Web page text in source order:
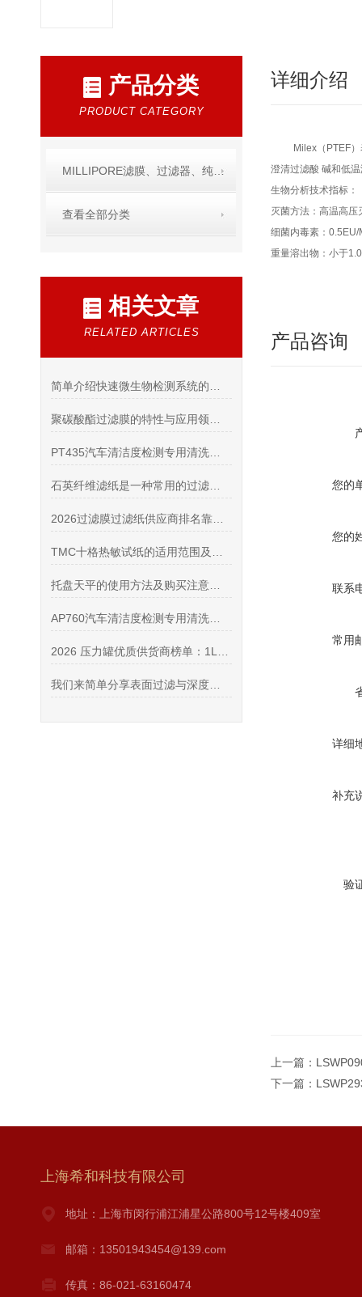
产品分类
PRODUCT CATEGORY
MILLIPORE滤膜、过滤器、纯水产品
查看全部分类
相关文章
RELATED ARTICLES
详细介绍
Milex（PTEF
澄清过滤酸 碱和低
生物分析技术指标：
灭菌方法：高温高
细菌内毒素：0.5EU/
重量溶出物：小于
产品咨询
您的
您的
联系
常用
详细
补充
验
上一篇：
下一篇：
上海希和科技有限公司
地址：上海市闵行浦江浦星公路800号12号楼409室
邮箱：13501943454@139.com
传真：86-021-63160474